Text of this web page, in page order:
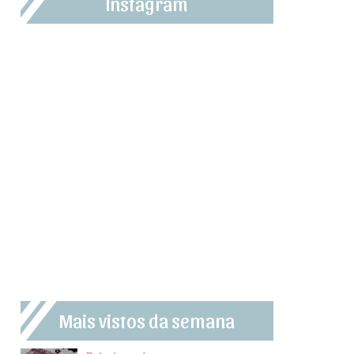
Mais vistos da semana